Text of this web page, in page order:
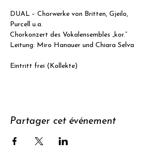
DUAL – Chorwerke von Britten, Gjeilo,
Purcell u.a.
Chorkonzert des Vokalensembles „kor.“
Leitung: Miro Hanauer und Chiara Selva
Eintritt frei (Kollekte)
Partager cet événement